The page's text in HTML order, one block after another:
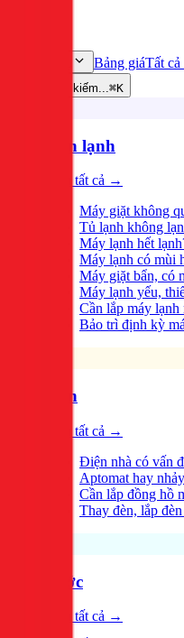
Bảng giáTất
Tìm kiếm...⌘K
Điện lạnh
Xem tất cả →
Máy giặt không
Tủ lạnh không
Máy lạnh hết
Máy lạnh có mùi
Máy giặt bẩn, có
Máy lạnh yếu,
Cần lắp máy lạnh
Bảo trì định kỳ
Điện
Xem tất cả →
Điện nhà có vấn
Aptomat hay
Cần lắp đồng hồ
Thay đèn, lắp
Nước
Xem tất cả →